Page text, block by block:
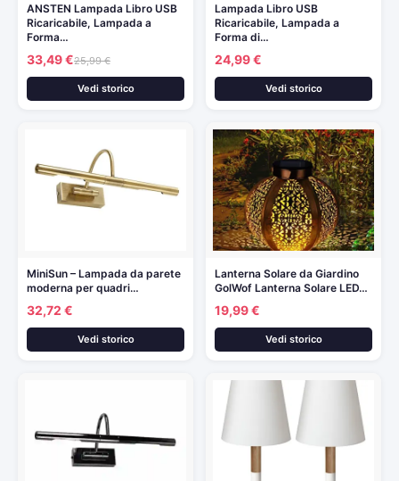
ANSTEN Lampada Libro USB
Ricaricabile, Lampada a
Forma…
33,49 €25,99 €
Vedi storico
Lampada Libro USB
Ricaricabile, Lampada a
Forma di…
24,99 €
Vedi storico
MiniSun – Lampada da parete
moderna per quadri…
32,72 €
Vedi storico
Lanterna Solare da Giardino
GolWof Lanterna Solare LED…
19,99 €
Vedi storico